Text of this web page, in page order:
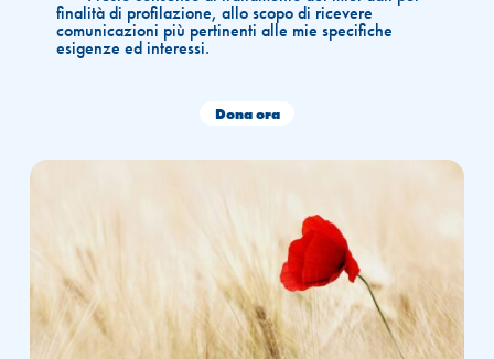
finalità di profilazione, allo scopo di ricevere
comunicazioni più pertinenti alle mie specifiche
esigenze ed interessi.
Dona ora